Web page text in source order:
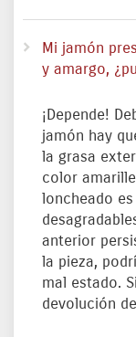
Mi jamón
y amargo,
¡Depende!
jamón hay
la grasa
color
loncheado
anterior
la pieza,
mal estado.
devolución